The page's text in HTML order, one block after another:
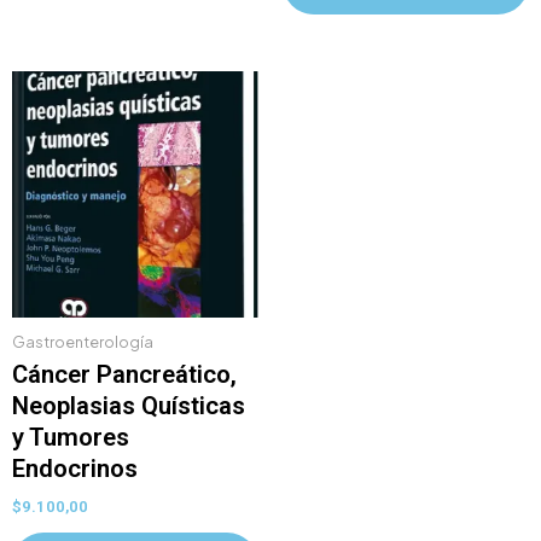
Gastroenterología
Cáncer Pancreático,
Neoplasias Quísticas
y Tumores
Endocrinos
$9.100,00